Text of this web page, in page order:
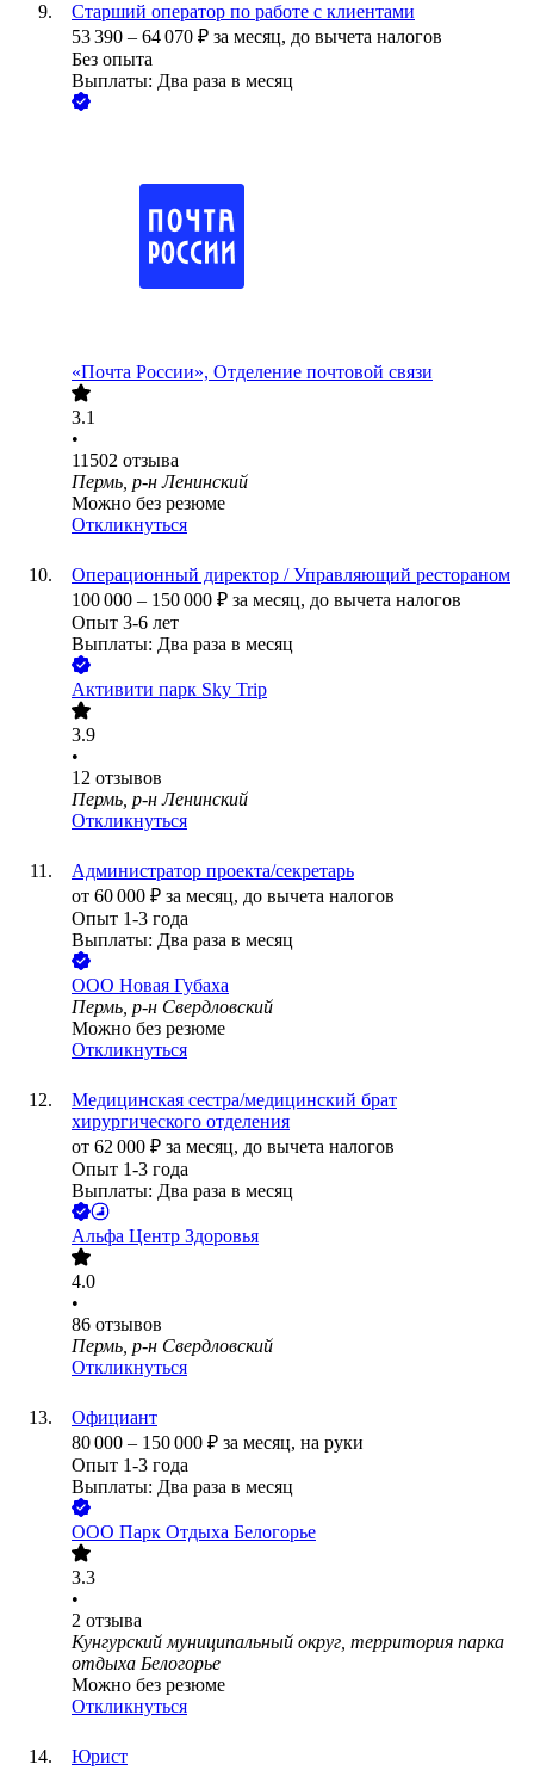
Старший оператор по работе с клиентами
53 390 – 64 070 ₽ за месяц, до вычета налогов
Без опыта
Выплаты: Два раза в месяц
«Почта России», Отделение почтовой связи
3.1
•
11502 отзыва
Пермь, р-н Ленинский
Можно без резюме
Откликнуться
Операционный директор / Управляющий рестораном
100 000 – 150 000 ₽ за месяц, до вычета налогов
Опыт 3-6 лет
Выплаты: Два раза в месяц
Активити парк Sky Trip
3.9
•
12 отзывов
Пермь, р-н Ленинский
Откликнуться
Администратор проекта/секретарь
от 60 000 ₽ за месяц, до вычета налогов
Опыт 1-3 года
Выплаты: Два раза в месяц
ООО Новая Губаха
Пермь, р-н Свердловский
Можно без резюме
Откликнуться
Медицинская сестра/медицинский брат
хирургического отделения
от 62 000 ₽ за месяц, до вычета налогов
Опыт 1-3 года
Выплаты: Два раза в месяц
Альфа Центр Здоровья
4.0
•
86 отзывов
Пермь, р-н Свердловский
Откликнуться
Официант
80 000 – 150 000 ₽ за месяц, на руки
Опыт 1-3 года
Выплаты: Два раза в месяц
ООО Парк Отдыха Белогорье
3.3
•
2 отзыва
Кунгурский муниципальный округ, территория парка
отдыха Белогорье
Можно без резюме
Откликнуться
Юрист